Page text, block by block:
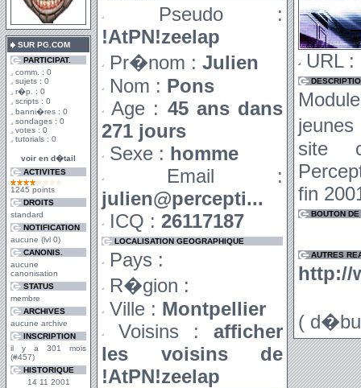
SUR PG.COM
PARTICIPAT.
comm. : 0
sujets : 0
r�p. : 0
scripts : 0
banni�res : 0
sondages : 0
votes : 0
tutorials : 0
voir en d�tail
ACTIVITES
1245 points
DROITS
standard
NOTIFICATION
aucune (lvl 0)
CANONIS.
aucune
canonisation
STATUS
membre
ARCHIVES
aucune archive
INSCRIPTION
il y a 301 mois
(#457)
HISTORIQUE
14 11 2001
Pseudo :
!AtPN!zeelap
Pr�nom : Julien
Nom : Pons
Age : 45 ans dans
271 jours
Sexe : homme
Email :
julien@percepti...
ICQ : 26117187
LOCALISATION GEOGRAPHIQUE
Pays :
R�gion :
Ville : Montpellier
Voisins : afficher
les voisins de
!AtPN!zeelap
URL :
site
fin
BOUTON
AUTRES
http://
(